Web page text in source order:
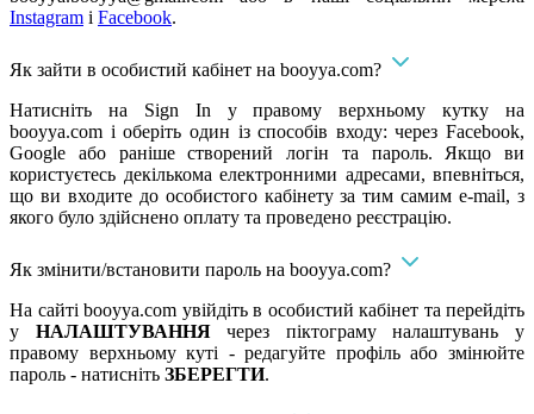
Instagram і Facebook.
Як зайти в особистий кабінет на booyya.com?
Натисніть на Sign In у правому верхньому кутку на
booyya.com і оберіть один із способів входу: через Facebook,
Google або раніше створений логін та пароль. Якщо ви
користуєтесь декількома електронними адресами, впевніться,
що ви входите до особистого кабінету за тим самим e-mail, з
якого було здійснено оплату та проведено реєстрацію.
Як змінити/встановити пароль на booyya.com?
На сайті booyya.com увійдіть в особистий кабінет та перейдіть
у НАЛАШТУВАННЯчерез піктограму налаштувань у
правому верхньому куті - редагуйте профіль або змінюйте
пароль - натисніть ЗБЕРЕГТИ.